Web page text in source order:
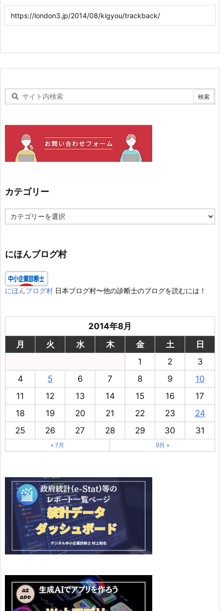
カテゴリー
テ
ー
にほんブログ村
にほんブログ村 日本ブログ村〜他の診断士のブログを読むには！
2014年8月
月
火 水 木 金 土
日
1
2
3
4
5 6 7 8 9
10
11
12 13 14 15 16
17
18
19 20 21 22 23
24
25
26 27 28 29 30 31
« 7月 9月 »